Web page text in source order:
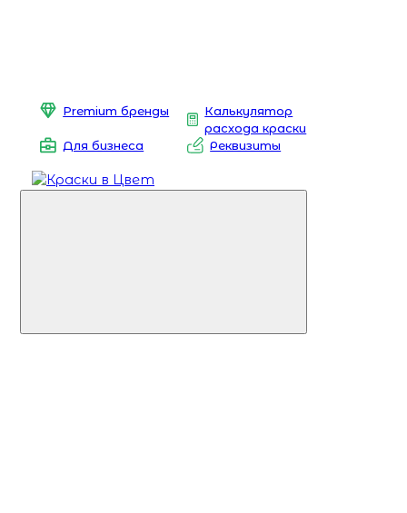
Premium бренды
Калькулятор
расхода краски
Для бизнеса
Реквизиты